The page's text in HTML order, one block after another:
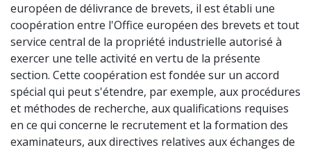
européen de délivrance de brevets, il est établi une
coopération entre l'Office européen des brevets et tout
service central de la propriété industrielle autorisé à
exercer une telle activité en vertu de la présente
section. Cette coopération est fondée sur un accord
spécial qui peut s'étendre, par exemple, aux procédures
et méthodes de recherche, aux qualifications requises
en ce qui concerne le recrutement et la formation des
examinateurs, aux directives relatives aux échanges de